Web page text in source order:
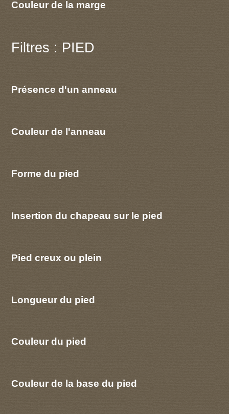
Couleur de la marge
Filtres : PIED
Présence d'un anneau
Couleur de l'anneau
Forme du pied
Insertion du chapeau sur le pied
Pied creux ou plein
Longueur du pied
Couleur du pied
Couleur de la base du pied